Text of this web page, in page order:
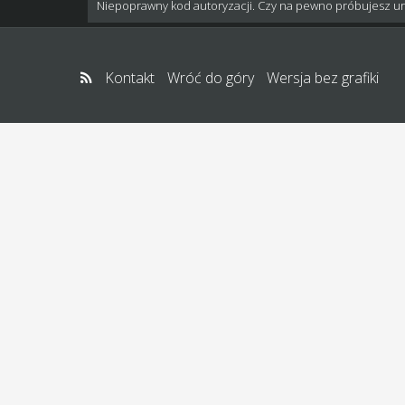
Niepoprawny kod autoryzacji. Czy na pewno próbujesz
Kontakt Wróć do góry Wersja bez grafiki